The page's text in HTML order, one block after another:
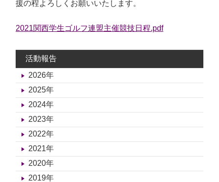
援の程よろしくお願いいたします。
2021関西学生ゴルフ連盟主催競技日程.pdf
活動報告
2026年
2025年
2024年
2023年
2022年
2021年
2020年
2019年